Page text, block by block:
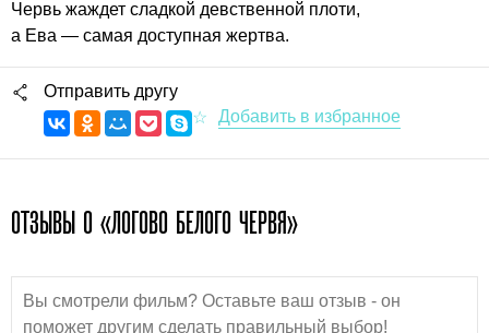
Червь жаждет сладкой девственной плоти,
а Ева — самая доступная жертва.
Отправить другу
ОТЗЫВЫ О «ЛОГОВО БЕЛОГО ЧЕРВЯ»